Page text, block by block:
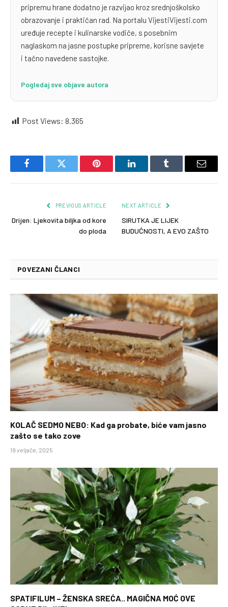
pripremu hrane dodatno je razvijao kroz srednjoškolsko
obrazovanje i praktičan rad. Na portalu VijestiVijesti.com
uređuje recepte i kulinarske vodiče, s posebnim
naglaskom na jasne postupke pripreme, korisne savjete
i tačno navedene sastojke.
Pogledaj sve objave autora
Post Views: 8.365
FacebookTwitter Pinterest LinkedInTumblr Email
PREVIOUS ARTICLE
Drijen: Ljekovita biljka od kore
do ploda
NEXT ARTICLE
SIRUTKA JE LIJEK
BUDUĆNOSTI, A EVO ZAŠTO
POVEZANI ČLANCI
KOLAČ SEDMO NEBO: Kad ga probate, biće vam jasno
zašto se tako zove
19 veljače, 2025
SPATIFILUM – ŽENSKA SREĆA.. MAGIČNA MOĆ OVE